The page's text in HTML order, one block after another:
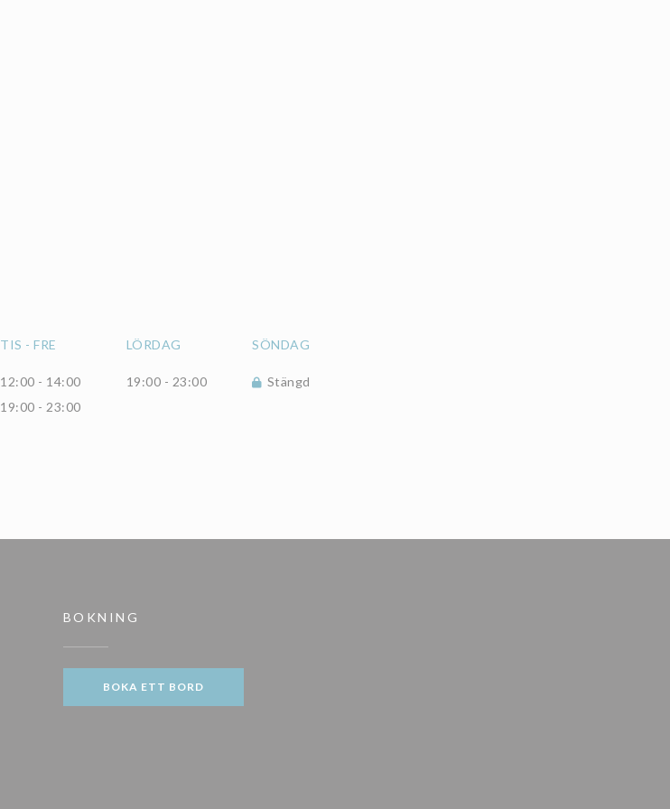
TIS -FRE
12:00 - 14:00
19:00 - 23:00
LÖRDAG
19:00 - 23:00
SÖNDAG
Stängd
BOKNING
BOKA ETT BORD